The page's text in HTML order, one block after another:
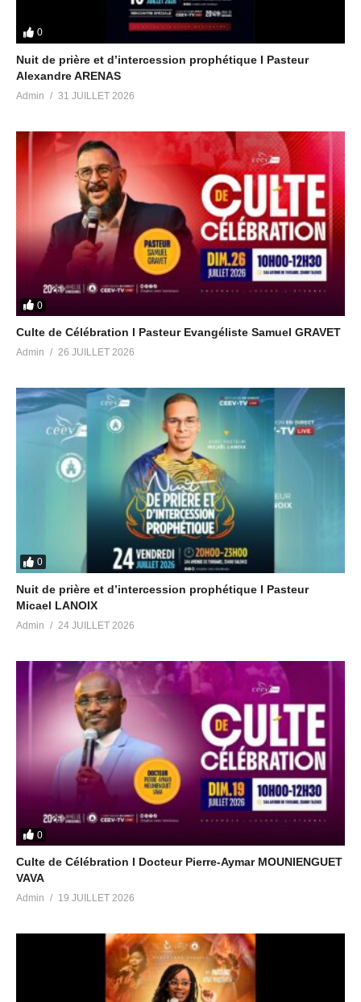
(Visited 136 times, 1 visits today)
0
Nuit de prière et d’intercession prophétique I Pasteur
Alexandre ARENAS
Admin 31 JUILLET 2026
0
Culte de Célébration I Pasteur Evangéliste Samuel GRAVET
Admin 26 JUILLET 2026
0
Nuit de prière et d’intercession prophétique I Pasteur
Micael LANOIX
Admin 24 JUILLET 2026
0
Culte de Célébration I Docteur Pierre-Aymar MOUNIENGUET
VAVA
Admin 19 JUILLET 2026